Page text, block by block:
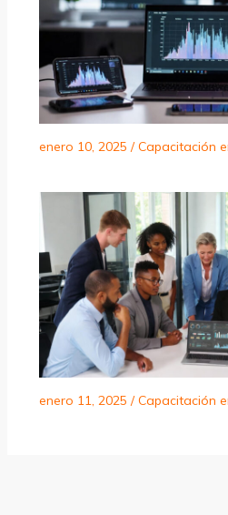
enero 10, 2025 /Capacitación
enero 11, 2025 /Capacitación